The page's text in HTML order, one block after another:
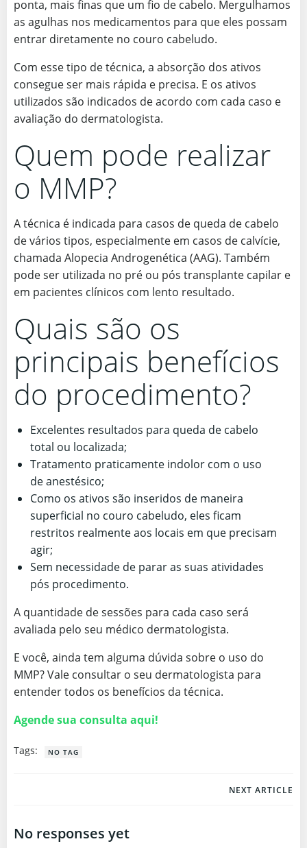
ponta, mais finas que um fio de cabelo. Mergulhamos
as agulhas nos medicamentos para que eles possam
entrar diretamente no couro cabeludo.
Com esse tipo de técnica, a absorção dos ativos
consegue ser mais rápida e precisa. E os ativos
utilizados são indicados de acordo com cada caso e
avaliação do dermatologista.
Quem pode realizar
o MMP?
A técnica é indicada para casos de queda de cabelo
de vários tipos, especialmente em casos de calvície,
chamada Alopecia Androgenética (AAG). Também
pode ser utilizada no pré ou pós transplante capilar e
em pacientes clínicos com lento resultado.
Quais são os
principais benefícios
do procedimento?
Excelentes resultados para queda de cabelo
total ou localizada;
Tratamento praticamente indolor com o uso
de anestésico;
Como os ativos são inseridos de maneira
superficial no couro cabeludo, eles ficam
restritos realmente aos locais em que precisam
agir;
Sem necessidade de parar as suas atividades
pós procedimento.
A quantidade de sessões para cada caso será
avaliada pelo seu médico dermatologista.
E você, ainda tem alguma dúvida sobre o uso do
MMP? Vale consultar o seu dermatologista para
entender todos os benefícios da técnica.
Agende sua consulta aqui!
Tags: NO TAG
NEXT ARTICLE
No responses yet